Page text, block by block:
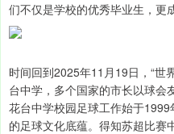
们不仅是学校的优秀毕业生，更
时间回到2025年11月19日，“世
台中学，多个国家的市长以球会
花台中学校园足球工作始于
的足球文化底蕴。得知苏超比赛